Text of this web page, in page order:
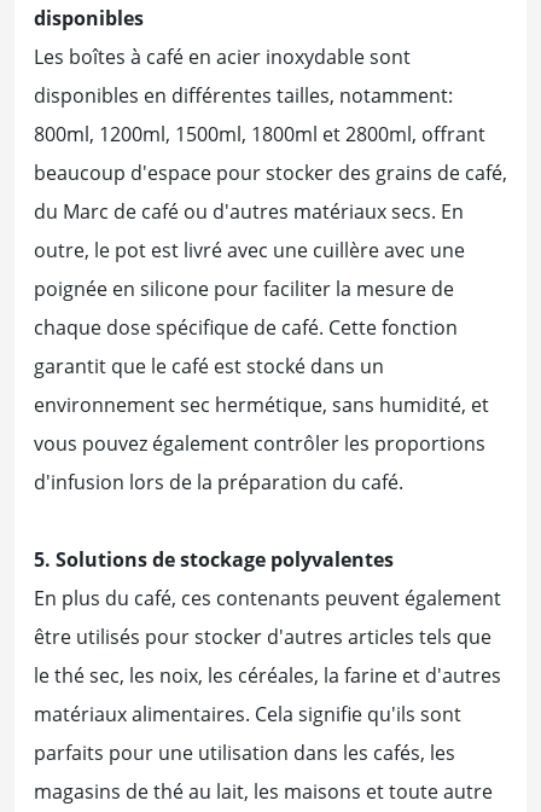
disponibles
Les boîtes à café en acier inoxydable sont
disponibles en différentes tailles, notamment:
800ml, 1200ml, 1500ml, 1800ml et 2800ml, offrant
beaucoup d'espace pour stocker des grains de café,
du Marc de café ou d'autres matériaux secs. En
outre, le pot est livré avec une cuillère avec une
poignée en silicone pour faciliter la mesure de
chaque dose spécifique de café. Cette fonction
garantit que le café est stocké dans un
environnement sec hermétique, sans humidité, et
vous pouvez également contrôler les proportions
d'infusion lors de la préparation du café.
5. Solutions de stockage polyvalentes
En plus du café, ces contenants peuvent également
être utilisés pour stocker d'autres articles tels que
le thé sec, les noix, les céréales, la farine et d'autres
matériaux alimentaires. Cela signifie qu'ils sont
parfaits pour une utilisation dans les cafés, les
magasins de thé au lait, les maisons et toute autre